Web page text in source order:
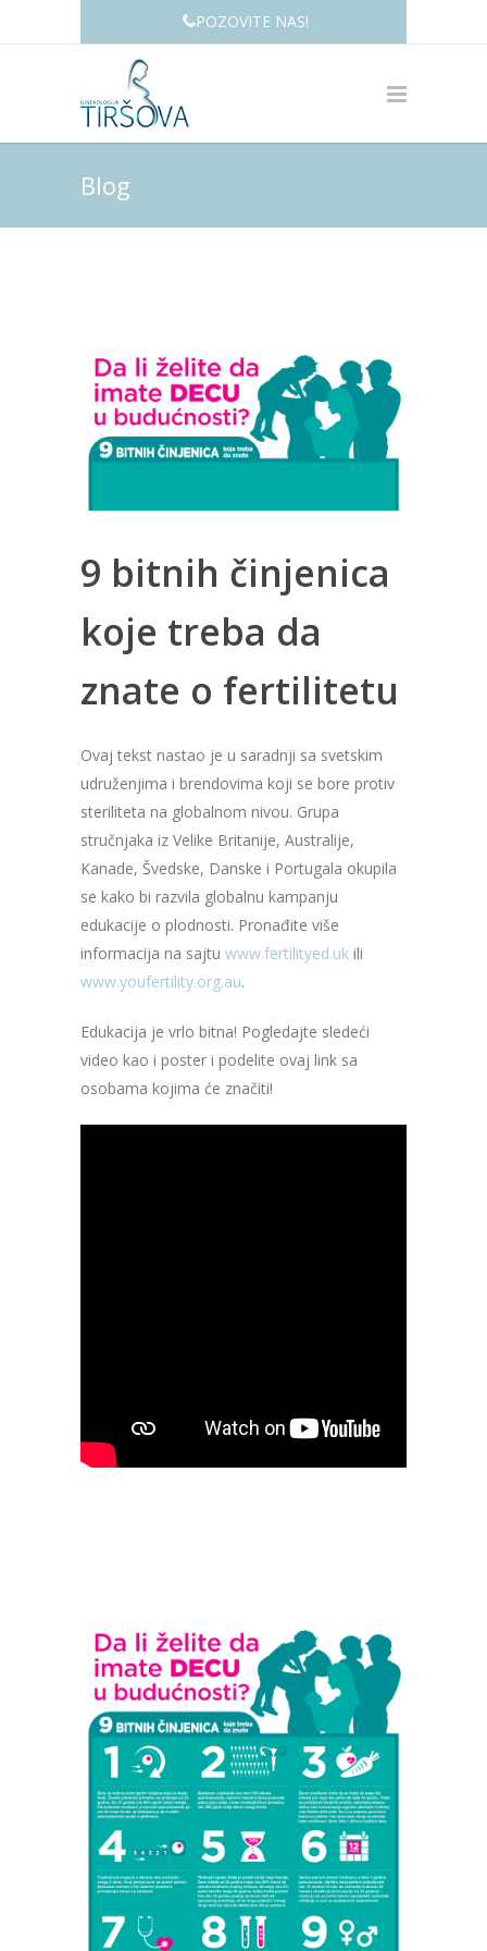
POZOVITE NAS!
Blog
9 bitnih činjenica
koje treba da
znate o fertilitetu
Ovaj tekst nastao je u saradnji sa svetskim
udruženjima i brendovima koji se bore protiv
steriliteta na globalnom nivou. Grupa
stručnjaka iz Velike Britanije, Australije,
Kanade, Švedske, Danske i Portugala okupila
se kako bi razvila globalnu kampanju
edukacije o plodnosti. Pronađite više
informacija na sajtu www.fertilityed.uk ili
www.youfertility.org.au.
Edukacija je vrlo bitna! Pogledajte sledeći
video kao i poster i podelite ovaj link sa
osobama kojima će značiti!